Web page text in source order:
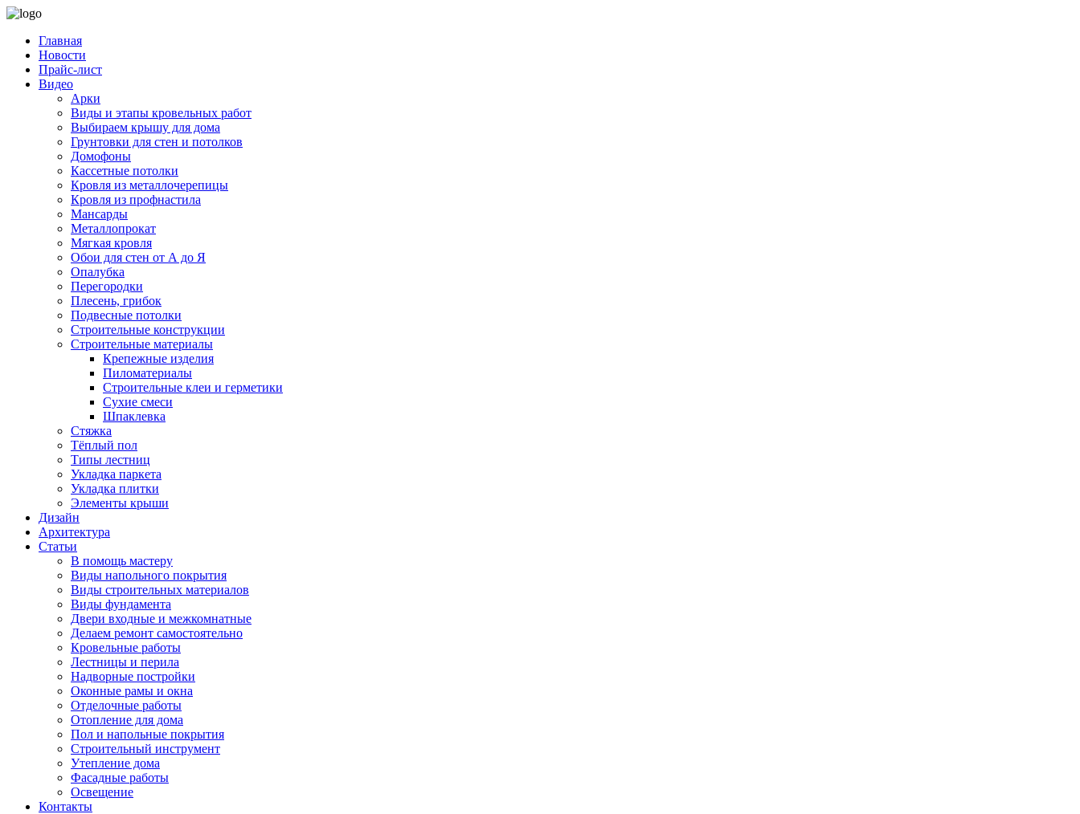
Главная
Новости
Прайс-лист
Видео
Арки
Виды и этапы кровельных работ
Выбираем крышу для дома
Грунтовки для стен и потолков
Домофоны
Кассетные потолки
Кровля из металлочерепицы
Кровля из профнастила
Мансарды
Металлопрокат
Мягкая кровля
Обои для стен от А до Я
Опалубка
Перегородки
Плесень, грибок
Подвесные потолки
Строительные конструкции
Строительные материалы
Крепежные изделия
Пиломатериалы
Строительные клеи и герметики
Сухие смеси
Шпаклевка
Стяжка
Тёплый пол
Типы лестниц
Укладка паркета
Укладка плитки
Элементы крыши
Дизайн
Архитектура
Статьи
В помощь мастеру
Виды напольного покрытия
Виды строительных материалов
Виды фундамента
Двери входные и межкомнатные
Делаем ремонт самостоятельно
Кровельные работы
Лестницы и перила
Надворные постройки
Оконные рамы и окна
Отделочные работы
Отопление для дома
Пол и напольные покрытия
Строительный инструмент
Утепление дома
Фасадные работы
Освещение
Контакты